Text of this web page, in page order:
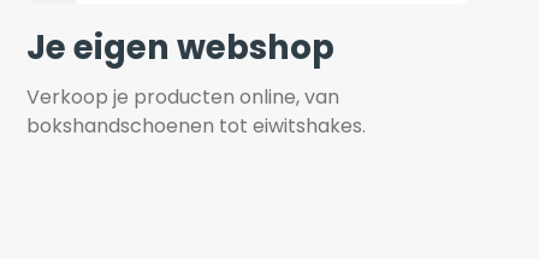
Je eigen webshop
Verkoop je producten online, van
bokshandschoenen tot eiwitshakes.